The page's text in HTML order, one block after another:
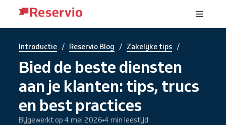
Introductie / Reservio Blog / Zakelijke tips /
Bied de beste diensten
aan je klanten: tips, trucs
en best practices
Bijgewerkt op 4 mei 2026 4 min leestijd